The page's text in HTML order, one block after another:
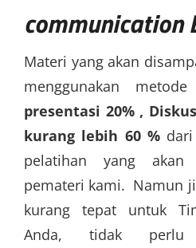
communication
Materi yang akan
menggunakan
presentasi 20% ,
kurang lebih 60 %
pelatihan yang akan
pemateri kami. Namun
kurang tepat untuk
Anda, tidak perlu